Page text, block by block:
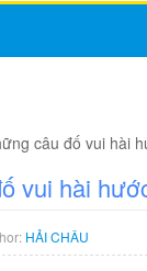
câu đố vui hài
vui hài
HẢI CHÂU